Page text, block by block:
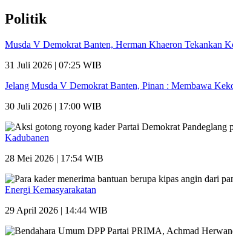
Politik
Musda V Demokrat Banten, Herman Khaeron Tekankan
31 Juli 2026 | 07:25 WIB
Jelang Musda V Demokrat Banten, Pinan : Membawa
30 Juli 2026 | 17:00 WIB
Kadubanen
28 Mei 2026 | 17:54 WIB
Energi Kemasyarakatan
29 April 2026 | 14:44 WIB